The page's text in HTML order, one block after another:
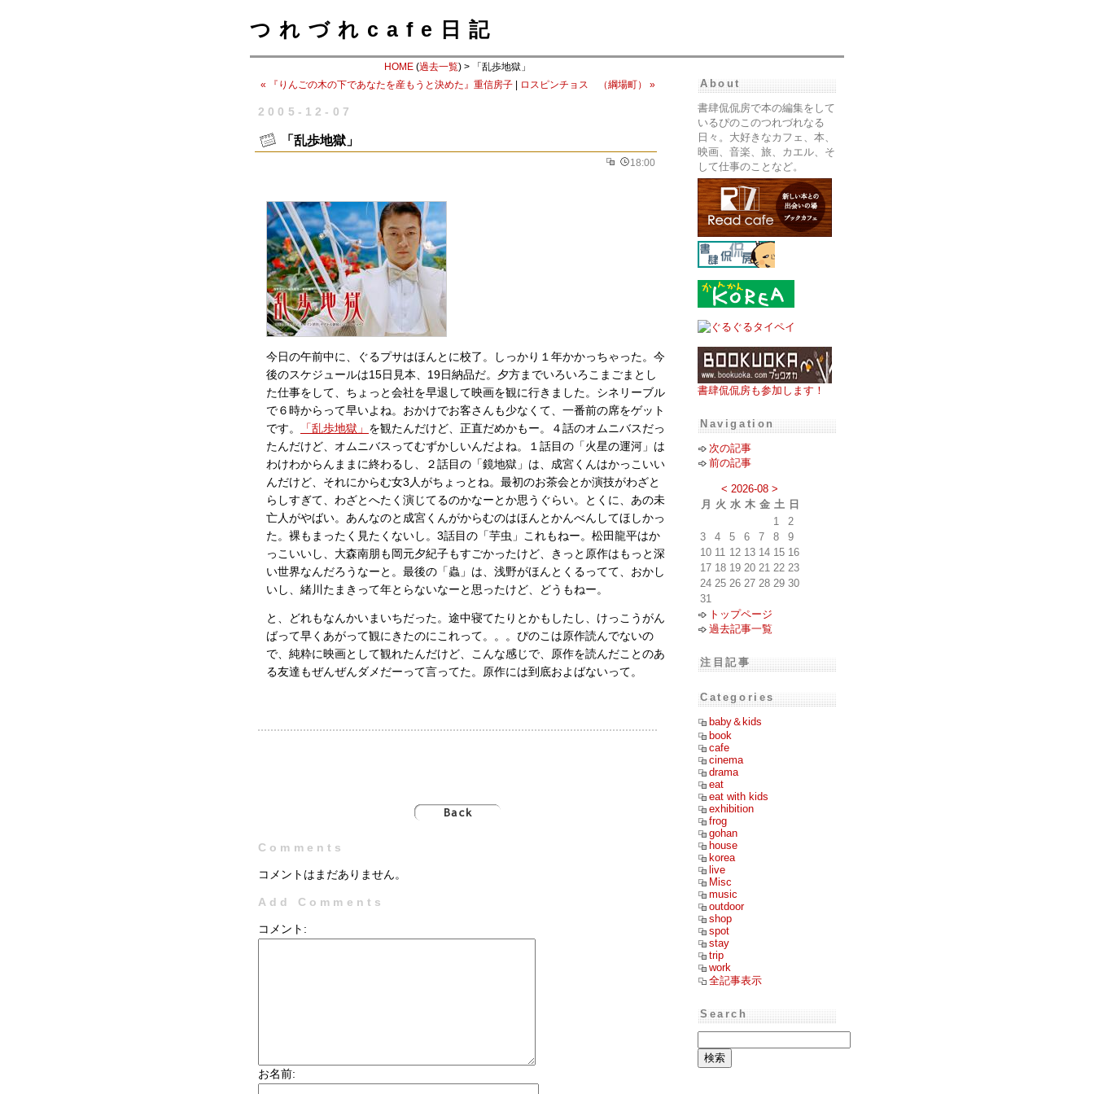
つれづれcafe日記
HOME (過去一覧) > 「乱歩地獄」
« 『りんごの木の下であなたを産もうと決めた』重信房子| ロスピンチョス （綱場町） »
2005-12-07
「乱歩地獄」
18:00
今日の午前中に、ぐるプサはほんとに校了。しっかり１年かかっちゃった。今
後のスケジュールは15日見本、19日納品だ。夕方までいろいろこまごまとし
た仕事をして、ちょっと会社を早退して映画を観に行きました。シネリーブル
で６時からって早いよね。おかけでお客さんも少なくて、一番前の席をゲット
です。
「乱歩地獄」 を観たんだけど、正直だめかもー。４話のオムニバスだっ
たんだけど、オムニバスってむずかしいんだよね。１話目の「火星の運河」は
わけわからんままに終わるし、２話目の「鏡地獄」は、成宮くんはかっこいい
んだけど、それにからむ女3人がちょっとね。最初のお茶会とか演技がわざと
らしすぎて、わざとへたく演じてるのかなーとか思うぐらい。とくに、あの未
亡人がやばい。あんなのと成宮くんがからむのはほんとかんべんしてほしかっ
た。裸もまったく見たくないし。3話目の「芋虫」これもねー。松田龍平はか
っこいいし、大森南朋も岡元夕紀子もすごかったけど、きっと原作はもっと深
い世界なんだろうなーと。最後の「蟲」は、浅野がほんとくるってて、おかし
いし、緒川たまきって年とらないなーと思ったけど、どうもねー。
と、どれもなんかいまいちだった。途中寝てたりとかもしたし、けっこうがん
ばって早くあがって観にきたのにこれって。。。ぴのこは原作読んでないの
で、純粋に映画として観れたんだけど、こんな感じで、原作を読んだことのあ
る友達もぜんぜんダメだーって言ってた。原作には到底およばないって。
Comments
コメントはまだありません。
Add Comments
コメント:
お名前:
About
書肆侃侃房で本の編集をして
いるぴのこのつれづれなる
日々。大好きなカフェ、本、
映画、音楽、旅、カエル、そ
して仕事のことなど。
書肆侃侃房も参加します！
Navigation
次の記事
前の記事
< 2026-08 >
月
火 水 木 金 土 日
1
2
3
4 5 6 7 8
9
10 11 12 13 14 15 16
17 18 19 20 21 22 23
24 25 26 27 28 29 30
31
トップページ
過去記事一覧
注目記事
Categories
baby＆kids
book
cafe
cinema
drama
eat
eat with kids
exhibition
frog
gohan
house
korea
live
Misc
music
outdoor
shop
spot
stay
trip
work
全記事表示
Search